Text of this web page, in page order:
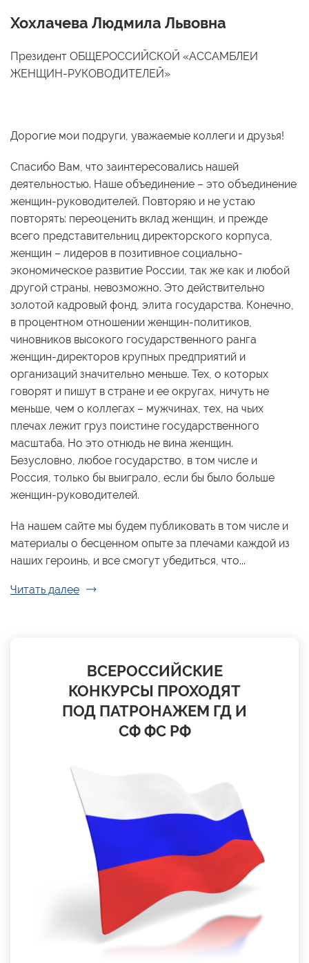
Хохлачева Людмила Львовна
Президент ОБЩЕРОССИЙСКОЙ «АССАМБЛЕИ
ЖЕНЩИН-РУКОВОДИТЕЛЕЙ»
Дорогие мои подруги, уважаемые коллеги и друзья!
Спасибо Вам, что заинтересовались нашей
деятельностью. Наше объединение – это объединение
женщин-руководителей. Повторяю и не устаю
повторять: переоценить вклад женщин, и прежде
всего представительниц директорского корпуса,
женщин – лидеров в позитивное социально-
экономическое развитие России, так же как и любой
другой страны, невозможно. Это действительно
золотой кадровый фонд, элита государства. Конечно,
в процентном отношении женщин-политиков,
чиновников высокого государственного ранга
женщин-директоров крупных предприятий и
организаций значительно меньше. Тех, о которых
говорят и пишут в стране и ее округах, ничуть не
меньше, чем о коллегах – мужчинах, тех, на чьих
плечах лежит груз поистине государственного
масштаба. Но это отнюдь не вина женщин.
Безусловно, любое государство, в том числе и
Россия, только бы выиграло, если бы было больше
женщин-руководителей.
На нашем сайте мы будем публиковать в том числе и
материалы о бесценном опыте за плечами каждой из
наших героинь, и все смогут убедиться, что...
Читать далее
ВСЕРОССИЙСКИЕ
КОНКУРСЫ ПРОХОДЯТ
ПОД ПАТРОНАЖЕМ ГД И
СФ ФС РФ